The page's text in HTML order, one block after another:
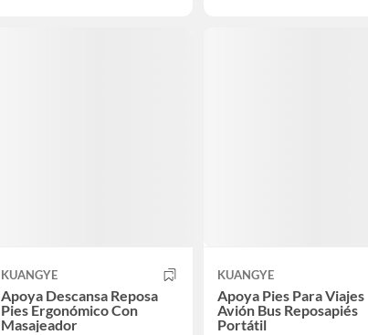
KUANGYE
Apoya Descansa Reposa
Pies Ergonómico Con
Masajeador
KUANGYE
Apoya Pies Para Viajes
Avión Bus Reposapiés
Portátil